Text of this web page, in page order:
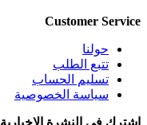
Customer Service
حولنا
تتبع الطلب
تسليم الحساب
سياسة الخصوصية
اشترك في النشرة الإخبارية